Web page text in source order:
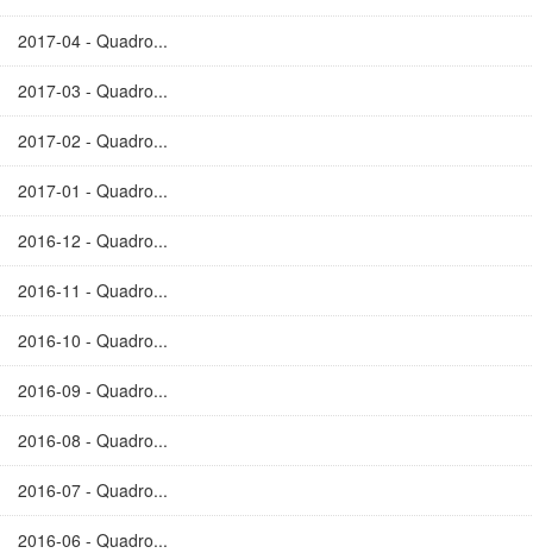
2017-04 - Quadro...
2017-03 - Quadro...
2017-02 - Quadro...
2017-01 - Quadro...
2016-12 - Quadro...
2016-11 - Quadro...
2016-10 - Quadro...
2016-09 - Quadro...
2016-08 - Quadro...
2016-07 - Quadro...
2016-06 - Quadro...